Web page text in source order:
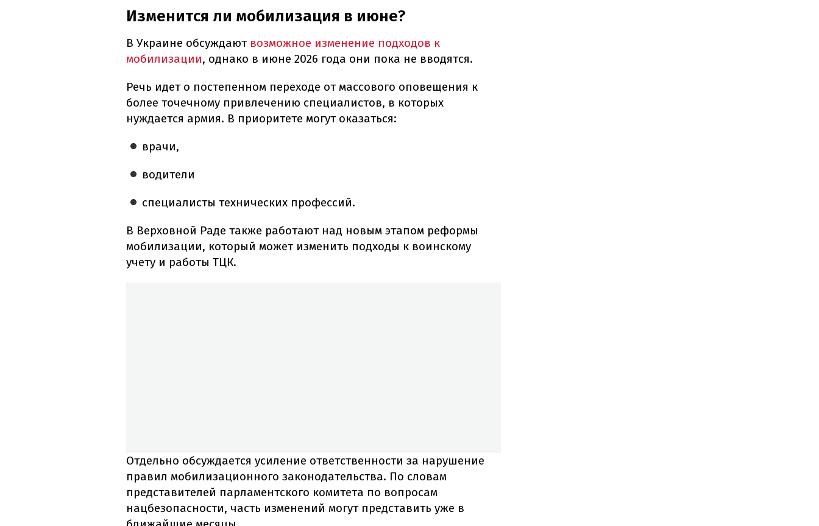
Изменится ли мобилизация в июне?
В Украине обсуждают возможное изменение подходов к
мобилизации, однако в июне 2026 года они пока не вводятся.
Речь идет о постепенном переходе от массового оповещения к
более точечному привлечению специалистов, в которых
нуждается армия. В приоритете могут оказаться:
врачи,
водители
специалисты технических профессий.
В Верховной Раде также работают над новым этапом реформы
мобилизации, который может изменить подходы к воинскому
учету и работы ТЦК.
Отдельно обсуждается усиление ответственности за нарушение
правил мобилизационного законодательства. По словам
представителей парламентского комитета по вопросам
нацбезопасности, часть изменений могут представить уже в